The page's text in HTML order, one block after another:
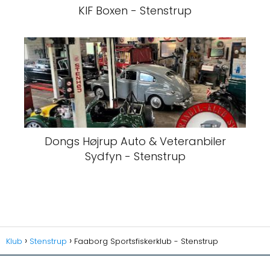
KIF Boxen - Stenstrup
Dongs Højrup Auto & Veteranbiler
Sydfyn - Stenstrup
Klub Stenstrup Faaborg Sportsfiskerklub - Stenstrup